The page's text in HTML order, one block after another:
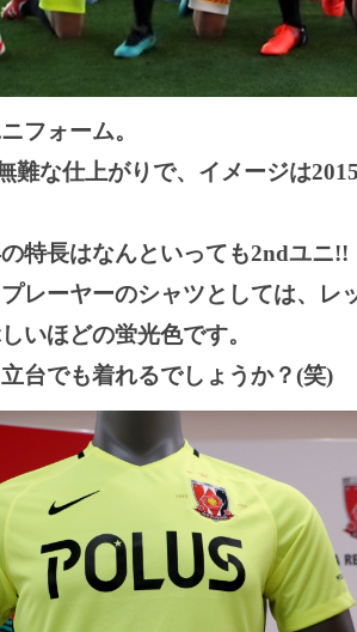
フォーム。
難な仕上がりで、イメージは
特長はなんといっても2ndユニ!!
レーヤーのシャツとしては、レ
いほどの蛍光色です。
台でも着れるでしょうか？(笑)